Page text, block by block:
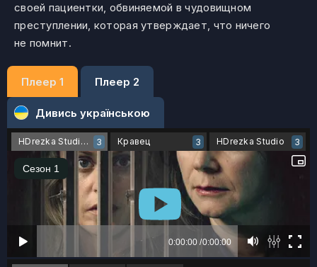
своей пациентки, обвиняемой в чудовищном
преступлении, которая утверждает, что ничего
не помнит.
Плеер 1 Плеер 2
Дивись українською
HDrezka Studio 18+ 3 Кравец 3 HDrezka Studio 3